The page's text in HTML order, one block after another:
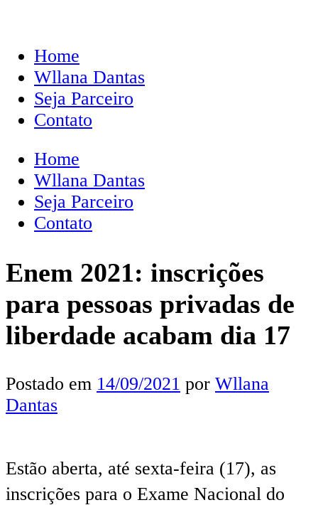
Home
Wllana Dantas
Seja Parceiro
Contato
Home
Wllana Dantas
Seja Parceiro
Contato
Enem 2021: inscrições
para pessoas privadas de
liberdade acabam dia 17
Postado em 14/09/2021 por Wllana
Dantas
Estão aberta, até sexta-feira (17), as
inscrições para o Exame Nacional do